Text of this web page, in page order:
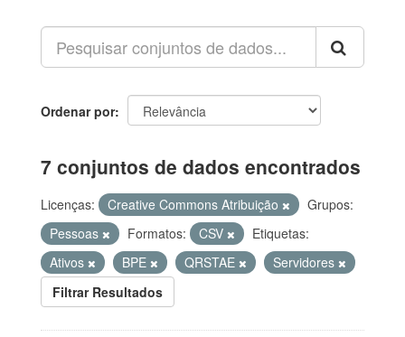
Ordenar por
7 conjuntos de dados encontrados
Licenças: Creative Commons Atribuição
Grupos:
Pessoas
Formatos: CSV
Etiquetas:
Ativos
BPE QRSTAE
Servidores
Filtrar Resultados